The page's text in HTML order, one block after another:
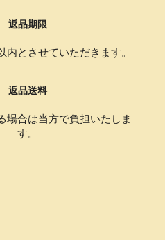
返品期限
とさせていただきます。
返品送料
場合は当方で負担いたしま
す。